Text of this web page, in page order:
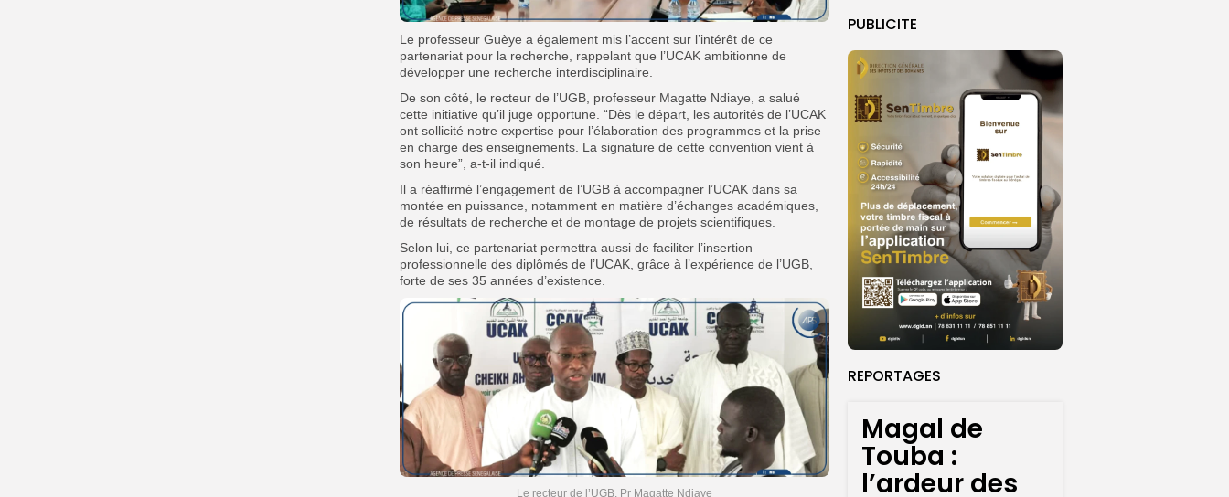
PUBLICITE
REPORTAGES
Magal de
Touba :
l’ardeur des
‎Le professeur Guèye a également mis l’accent sur l’intérêt de ce
partenariat pour la recherche, rappelant que l’UCAK ambitionne de
développer une recherche interdisciplinaire.
‎De son côté, le recteur de l’UGB, professeur Magatte Ndiaye, a salué
cette initiative qu’il juge opportune. “Dès le départ, les autorités de l’UCAK
ont sollicité notre expertise pour l’élaboration des programmes et la prise
en charge des enseignements. La signature de cette convention vient à
son heure”, a-t-il indiqué.
‎Il a réaffirmé l’engagement de l’UGB à accompagner l’UCAK dans sa
montée en puissance, notamment en matière d’échanges académiques,
de résultats de recherche et de montage de projets scientifiques.
‎Selon lui, ce partenariat permettra aussi de faciliter l’insertion
professionnelle des diplômés de l’UCAK, grâce à l’expérience de l’UGB,
forte de ses 35 années d’existence.
Le recteur de l’UGB, Pr Magatte Ndiaye